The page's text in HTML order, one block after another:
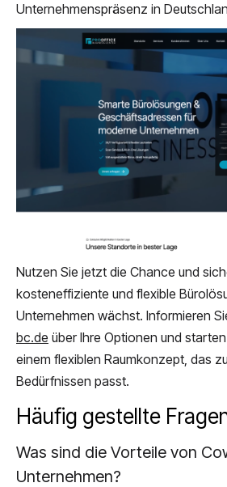
Unternehmenspräsenz in
Nutzen Sie jetzt die Chance und
kosteneffiziente und flexible
Unternehmen wächst. Informieren
bc.de über Ihre Optionen und
einem flexiblen Raumkonzept, das
Bedürfnissen passt.
Häufig gestellte
Was sind die Vorteile von
Unternehmen?